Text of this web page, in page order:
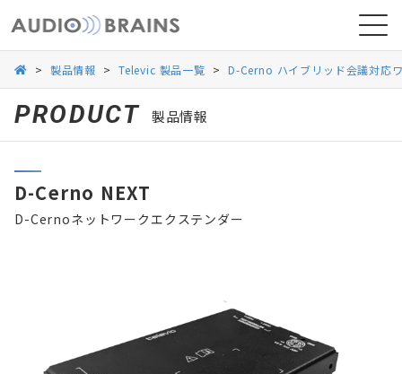
導入事例
> 製品情報 > Televic 製品一覧 > D-Cerno ハイブリッド会議対応
PRODUCT 製品情報
D-Cerno NEXT
D-Cernoネットワークエクステンダー